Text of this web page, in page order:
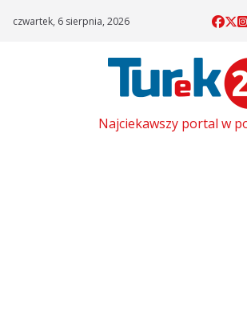
czwartek, 6 sierpnia, 2026
Najciekawszy portal w